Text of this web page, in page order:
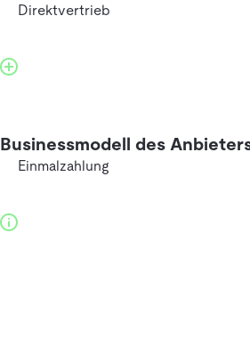
Direktvertrieb
Businessmodell des
Einmalzahlung